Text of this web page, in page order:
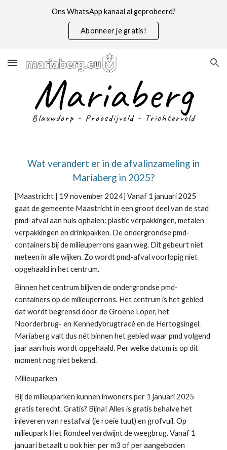
Ons WhatsApp kanaal al geprobeerd?
Abonneer je gratis!
Mariaberg
Blauwdorp - Proosdijveld - Trichterveld
Wat verandert er in de afvalinzameling in
Mariaberg in 2025?
[Maastricht | 19november 2024]Vanaf 1 januari 2025
gaat de gemeente Maastricht in een groot deel van de stad
pmd-afval aan huis ophalen: plastic verpakkingen, metalen
verpakkingen en drinkpakken. De ondergrondse pmd-
containers bij de milieuperrons gaan weg. Dit gebeurt niet
meteen in alle wijken. Zo wordt pmd-afval voorlopig niet
opgehaald in het centrum.
Binnen het centrum blijven de ondergrondse pmd-
containers op de milieuperrons. Het centrum is het gebied
dat wordt begrensd door de Groene Loper, het
Noorderbrug- en Kennedybrugtracé en de Hertogsingel.
Mariaberg valt dus nét binnen het gebied waar pmd volgend
jaar aan huis wordt opgehaald. Per welke datum is op dit
moment nog niet bekend.
Milieuparken
Bij de milieuparken kunnen inwoners per 1 januari 2025
gratis terecht. Gratis? Bijna! Alles is gratis behalve het
inleveren van restafval (je roeie tuut) en grofvuil. Op
milieupark Het Rondeel verdwijnt de weegbrug. Vanaf 1
januari betaalt u ook hier per m3 of per aangeboden